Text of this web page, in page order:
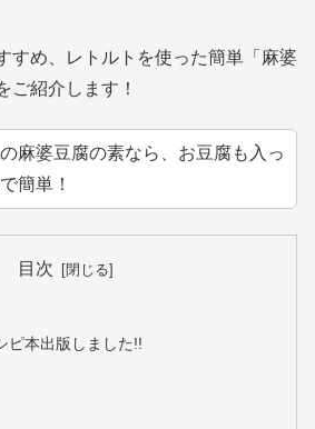
すめ、レトルトを使った簡単「麻婆
ご紹介します！
麻婆豆腐の素なら、お豆腐も入っ
簡単！
目次
ピ本出版しました!!